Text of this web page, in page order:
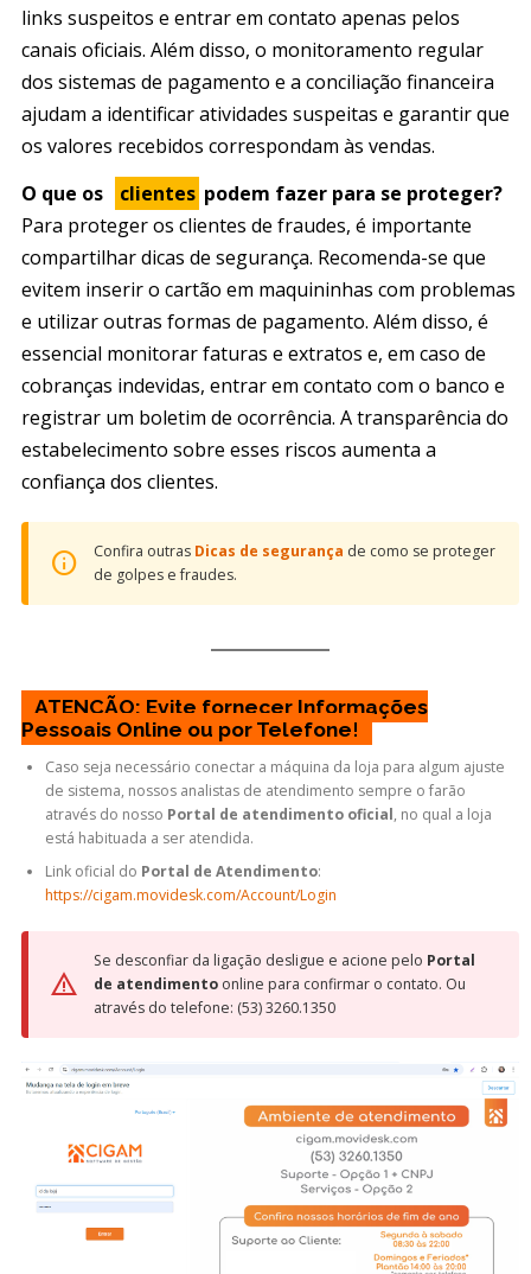
links suspeitos e entrar em contato apenas pelos
canais oficiais. Além disso, o monitoramento regular
dos sistemas de pagamento e a conciliação financeira
ajudam a identificar atividades suspeitas e garantir que
os valores recebidos correspondam às vendas.
O que os
clientes podem fazer para se proteger?
Para proteger os clientes de fraudes, é importante
compartilhar dicas de segurança. Recomenda-se que
evitem inserir o cartão em maquininhas com problemas
e utilizar outras formas de pagamento. Além disso, é
essencial monitorar faturas e extratos e, em caso de
cobranças indevidas, entrar em contato com o banco e
registrar um boletim de ocorrência. A transparência do
estabelecimento sobre esses riscos aumenta a
confiança dos clientes.
Confira outras Dicas de segurança de como se proteger
de golpes e fraudes.
ATENÇÃO: Evite fornecer Informações
Pessoais Online ou por Telefone!
Caso seja necessário conectar a máquina da loja para algum ajuste
de sistema, nossos analistas de atendimento sempre o farão
através do nosso Portal de atendimento oficial, no qual a loja
está habituada a ser atendida.
Link oficial do Portal de Atendimento:
https://cigam.movidesk.com/Account/Login
Se desconfiar da ligação desligue e acione pelo Portal
de atendimento online para confirmar o contato. Ou
através do telefone: (53) 3260.1350